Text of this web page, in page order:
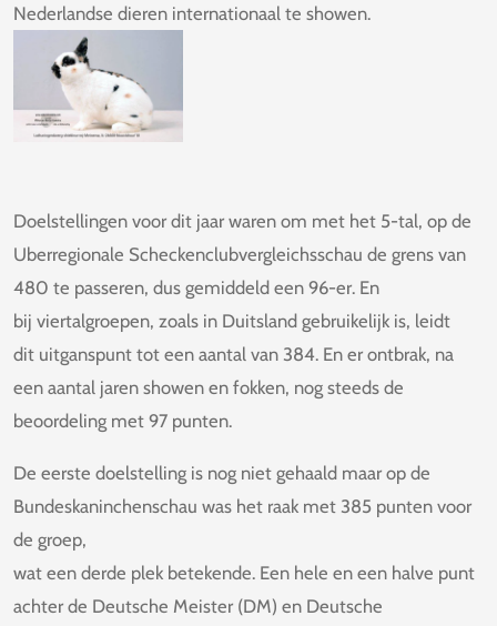
Nederlandse dieren internationaal te showen.
Doelstellingen voor dit jaar waren om met het 5-tal, op de
Uberregionale Scheckenclubvergleichsschau de grens van
480 te passeren, dus gemiddeld een 96-er. En
bij viertalgroepen, zoals in Duitsland gebruikelijk is, leidt
dit uitganspunt tot een aantal van 384. En er ontbrak, na
een aantal jaren showen en fokken, nog steeds de
beoordeling met 97 punten.
De eerste doelstelling is nog niet gehaald maar op de
Bundeskaninchenschau was het raak met 385 punten voor
de groep,
wat een derde plek betekende. Een hele en een halve punt
achter de Deutsche Meister (DM) en Deutsche